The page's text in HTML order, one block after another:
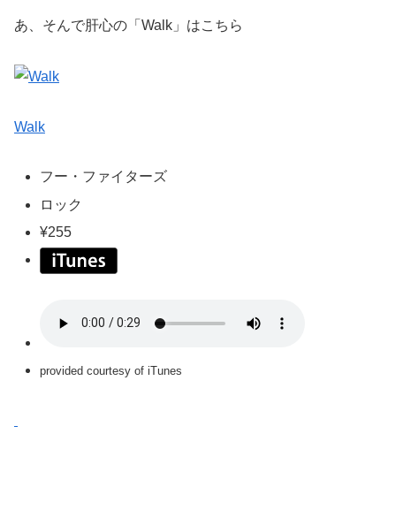
あ、そんで肝心の「Walk」はこちら
Walk
フー・ファイターズ
ロック
¥255
provided courtesy of iTunes